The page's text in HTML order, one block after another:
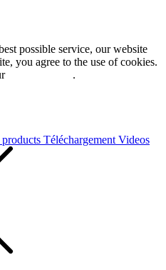
possible service, our website
you agree to the use of cookies.
.
Téléchargement Videos